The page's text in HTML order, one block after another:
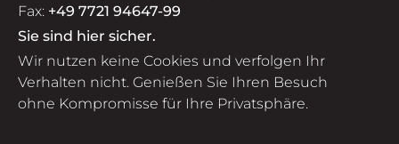
Fax: +49 7721 94647-99
Sie sind hier sicher.
Wir nutzen keine Cookies und verfolgen Ihr
Verhalten nicht. Genießen Sie Ihren Besuch
ohne Kompromisse für Ihre Privatsphäre.